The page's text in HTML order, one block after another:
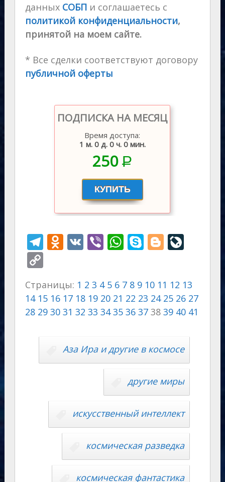
данных СОБП и соглашаетесь с
политикой конфиденциальности,
принятой на моем сайте.
* Все сделки соответствуют договору
публичной оферты
ПОДПИСКА НА МЕСЯЦ
Время доступа:
1 м. 0 д. 0 ч. 0 мин.
250P
–
T
el
e
gr
a
m
O
o
kl
as
ni
ki
V Vi W
s
A
p
S
p
e
Bl
g
er
Li
o
u
r
n
al
C
p
y
Страницы: 1 2 3 4 5 6 7 8 9 10 11 12 13
14 15 16 17 18 19 20 21 22 23 24 25 26 27
28 29 30 31 32 33 34 35 36 37 38 39 40 41
Аза Ира и другие в космосе
другие миры
искусственный интеллект
космическая разведка
космическая фантастика